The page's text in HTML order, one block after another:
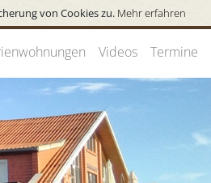
von Cookies zu. Mehr erfahren
Videos Termine